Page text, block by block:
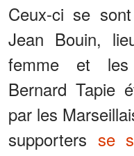
Ceux-ci se
Jean Bouin,
femme et
Bernard Tapie
par les
supporters se